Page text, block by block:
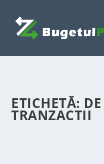
ETICHETĂ:
TRANZACTII